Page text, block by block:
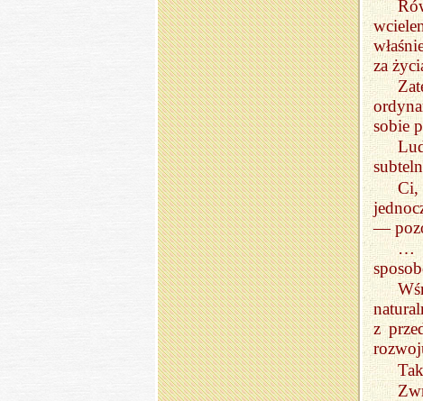
za
sobie
Ci,
—
…
z